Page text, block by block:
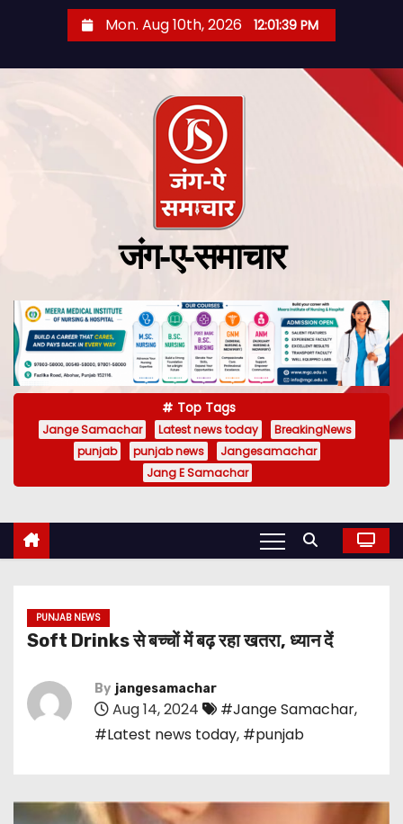
Mon. Aug 10th, 2026 12:01:40 PM
जंग-ए-समाचार
Top Tags
Jange Samachar Latest news today
BreakingNews
punjab
punjab news
Jangesamachar
Jang E Samachar
PUNJAB NEWS
Soft Drinks से बच्चों में बढ़ रहा खतरा, ध्यान दें
By jangesamachar
Aug 14, 2024 #Jange Samachar,
#Latest news today, #punjab